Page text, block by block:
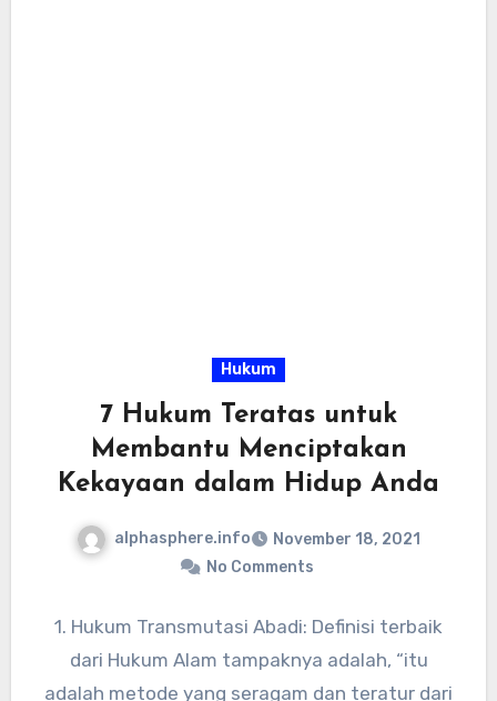
Hukum
7 Hukum Teratas untuk
Membantu Menciptakan
Kekayaan dalam Hidup Anda
alphasphere.info
November 18, 2021
No Comments
1. Hukum Transmutasi Abadi: Definisi terbaik
dari Hukum Alam tampaknya adalah, “itu
adalah metode yang seragam dan teratur dari